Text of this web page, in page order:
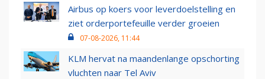
Airbus op koers voor leverdoelstelling en
ziet orderportefeuille verder groeien
07-08-2026, 11:44
KLM hervat na maandenlange opschorting
vluchten naar Tel Aviv